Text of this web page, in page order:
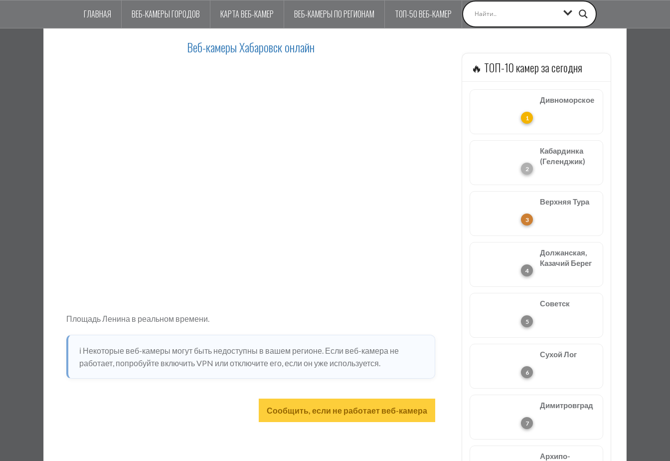
ГЛАВНАЯ ВЕБ-КАМЕРЫ ГОРОДОВ КАРТА ВЕБ-КАМЕР ВЕБ-КАМЕРЫ ПО РЕГИОНАМ ТОП-50 ВЕБ-КАМЕР
Веб-камеры Хабаровск онлайн
Площадь Ленина в реальном времени.
ℹ️ Некоторые веб-камеры могут быть недоступны в вашем регионе. Если веб-камера не
работает, попробуйте включить VPN или отключите его, если он уже используется.
Сообщить, если не работает веб-камера
🔥 ТОП-10 камер за сегодня
Дивноморское
Кабардинка
(Геленджик)
Верхняя Тура
Должанская,
Казачий Берег
Советск
Сухой Лог
Димитровград
Архипо-